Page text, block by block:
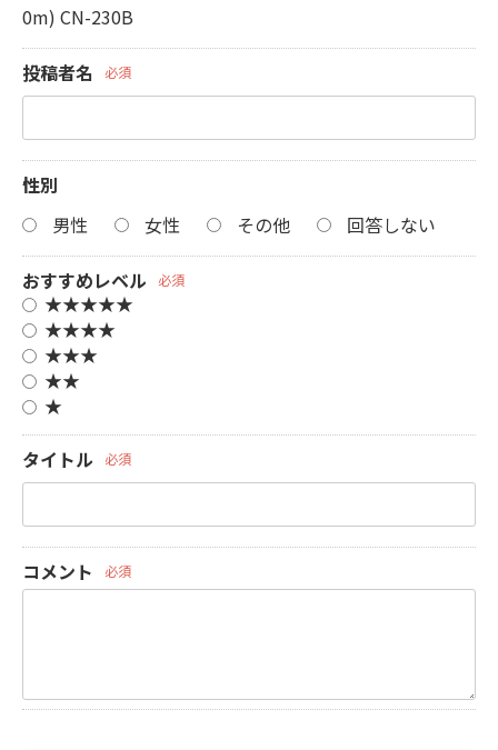
0m) CN-230B
投稿者名 必須
性別
男性
女性 その他 回答しない
おすすめレベル 必須
★★★★★
★★★★
★★★
★★
★
タイトル
必須
コメント 必須